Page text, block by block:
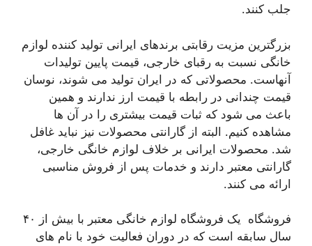
جلب کنند.
بزرگترین مزیت رقابتی برندهای ایرانی تولید کننده لوازم
خانگی نسبت به رقبای خارجی، قیمت پایین تولیدات
آنهاست. محصولاتی که در ایران تولید می شوند، نوسان
قیمت چندانی در رابطه با قیمت ارز ندارند و همین
باعث می شود که ثبات قیمت بیشتری را در آن ها
مشاهده کنیم. البته از گارانتی محصولات نیز نباید غافل
شد. محصولات ایرانی بر خلاف لوازم خانگی خارجی،
گارانتی معتبر دارند و خدمات پس از فروش مناسبی
ارائه می کنند.
فروشگاه یک فروشگاه لوازم خانگی معتبر با بیش از ۴۰
سال سابقه است که در دوران فعالیت خود با نام های